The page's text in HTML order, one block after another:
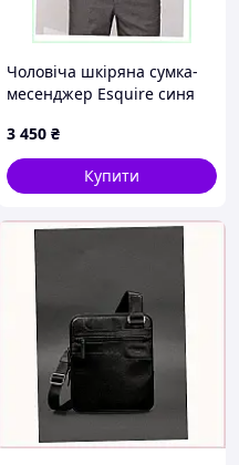
Чоловіча шкіряна сумка-
месенджер Esquire синя
3 450 ₴
Купити